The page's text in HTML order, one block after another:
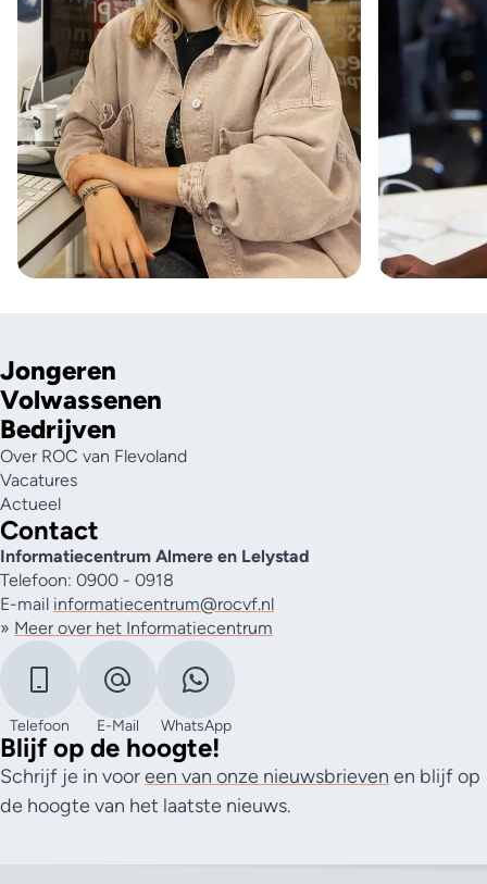
Jongeren
Volwassenen
Bedrijven
Over ROC van Flevoland
Vacatures
Actueel
Contact
Informatiecentrum Almere en Lelystad
Telefoon: 0900 - 0918
E-mail informatiecentrum@rocvf.nl
» Meer over het Informatiecentrum
Telefoon E-Mail WhatsApp
Blijf op de hoogte!
Schrijf je in vooreen van onze nieuwsbrieven en blijf op
de hoogte van het laatste nieuws.